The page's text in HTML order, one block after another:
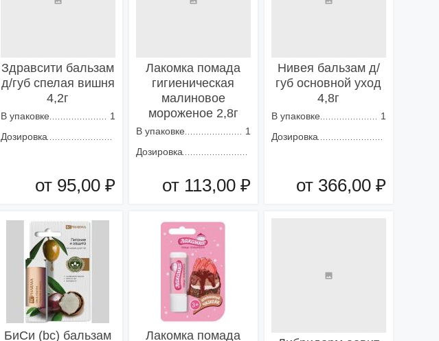
Здравсити бальзам
д/губ спелая вишня
4,2г
В упаковке
1
Дозировка
от 95,00 ₽
Лакомка помада
гигиеническая
малиновое
мороженое 2,8г
В упаковке
1
Дозировка
от 113,00 ₽
Нивея бальзам д/
губ основной уход
4,8г
В упаковке
1
Дозировка
от 366,00 ₽
БиСи (bc) бальзам
Лакомка помада